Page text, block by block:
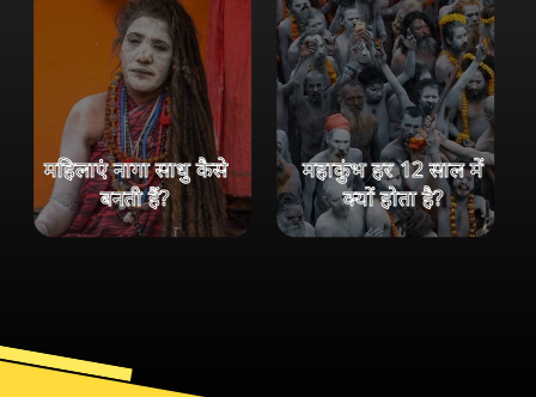
महिलाएं नागा साधु कैसे
बनती हैं?
महाकुंभ हर 12 साल में
क्यों होता है?